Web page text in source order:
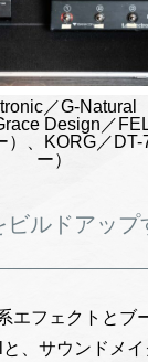
／G-Natural
Design／
）、KORG／DT-
ー）
ビルドアップ
エフェクトとブ
、サウンドメ